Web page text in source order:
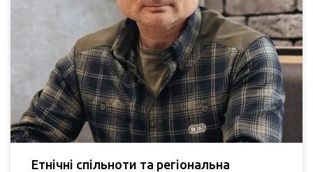
Етнічні спільноти та регіональна